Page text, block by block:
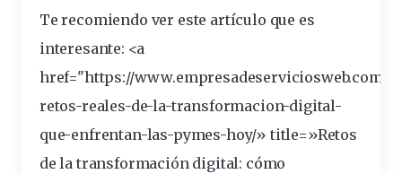
Te recomiendo ver este artículo que es
interesante: <a
href="https://www.empresadeserviciosweb.com/
retos-reales-de-la-transformacion-digital-
que-enfrentan-las-pymes-hoy/» title=»Retos
de la transformacióndigital: cómo